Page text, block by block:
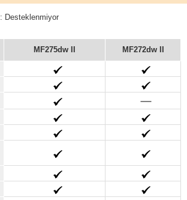
: Desteklenmiyor
MF275dw II MF272dw II